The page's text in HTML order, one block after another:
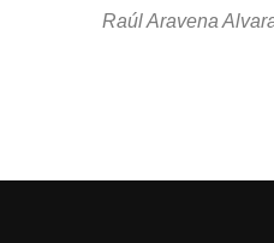
Raúl Aravena